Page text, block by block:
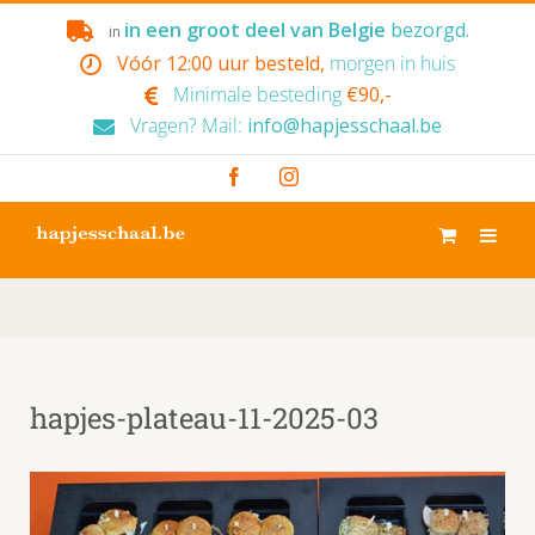
in in een groot deel van Belgie bezorgd.
Vóór 12:00 uur besteld, morgen in huis
Minimale besteding €90,-
Vragen? Mail: info@hapjesschaal.be
FacebookInstagram
hapjes-plateau-11-2025-03